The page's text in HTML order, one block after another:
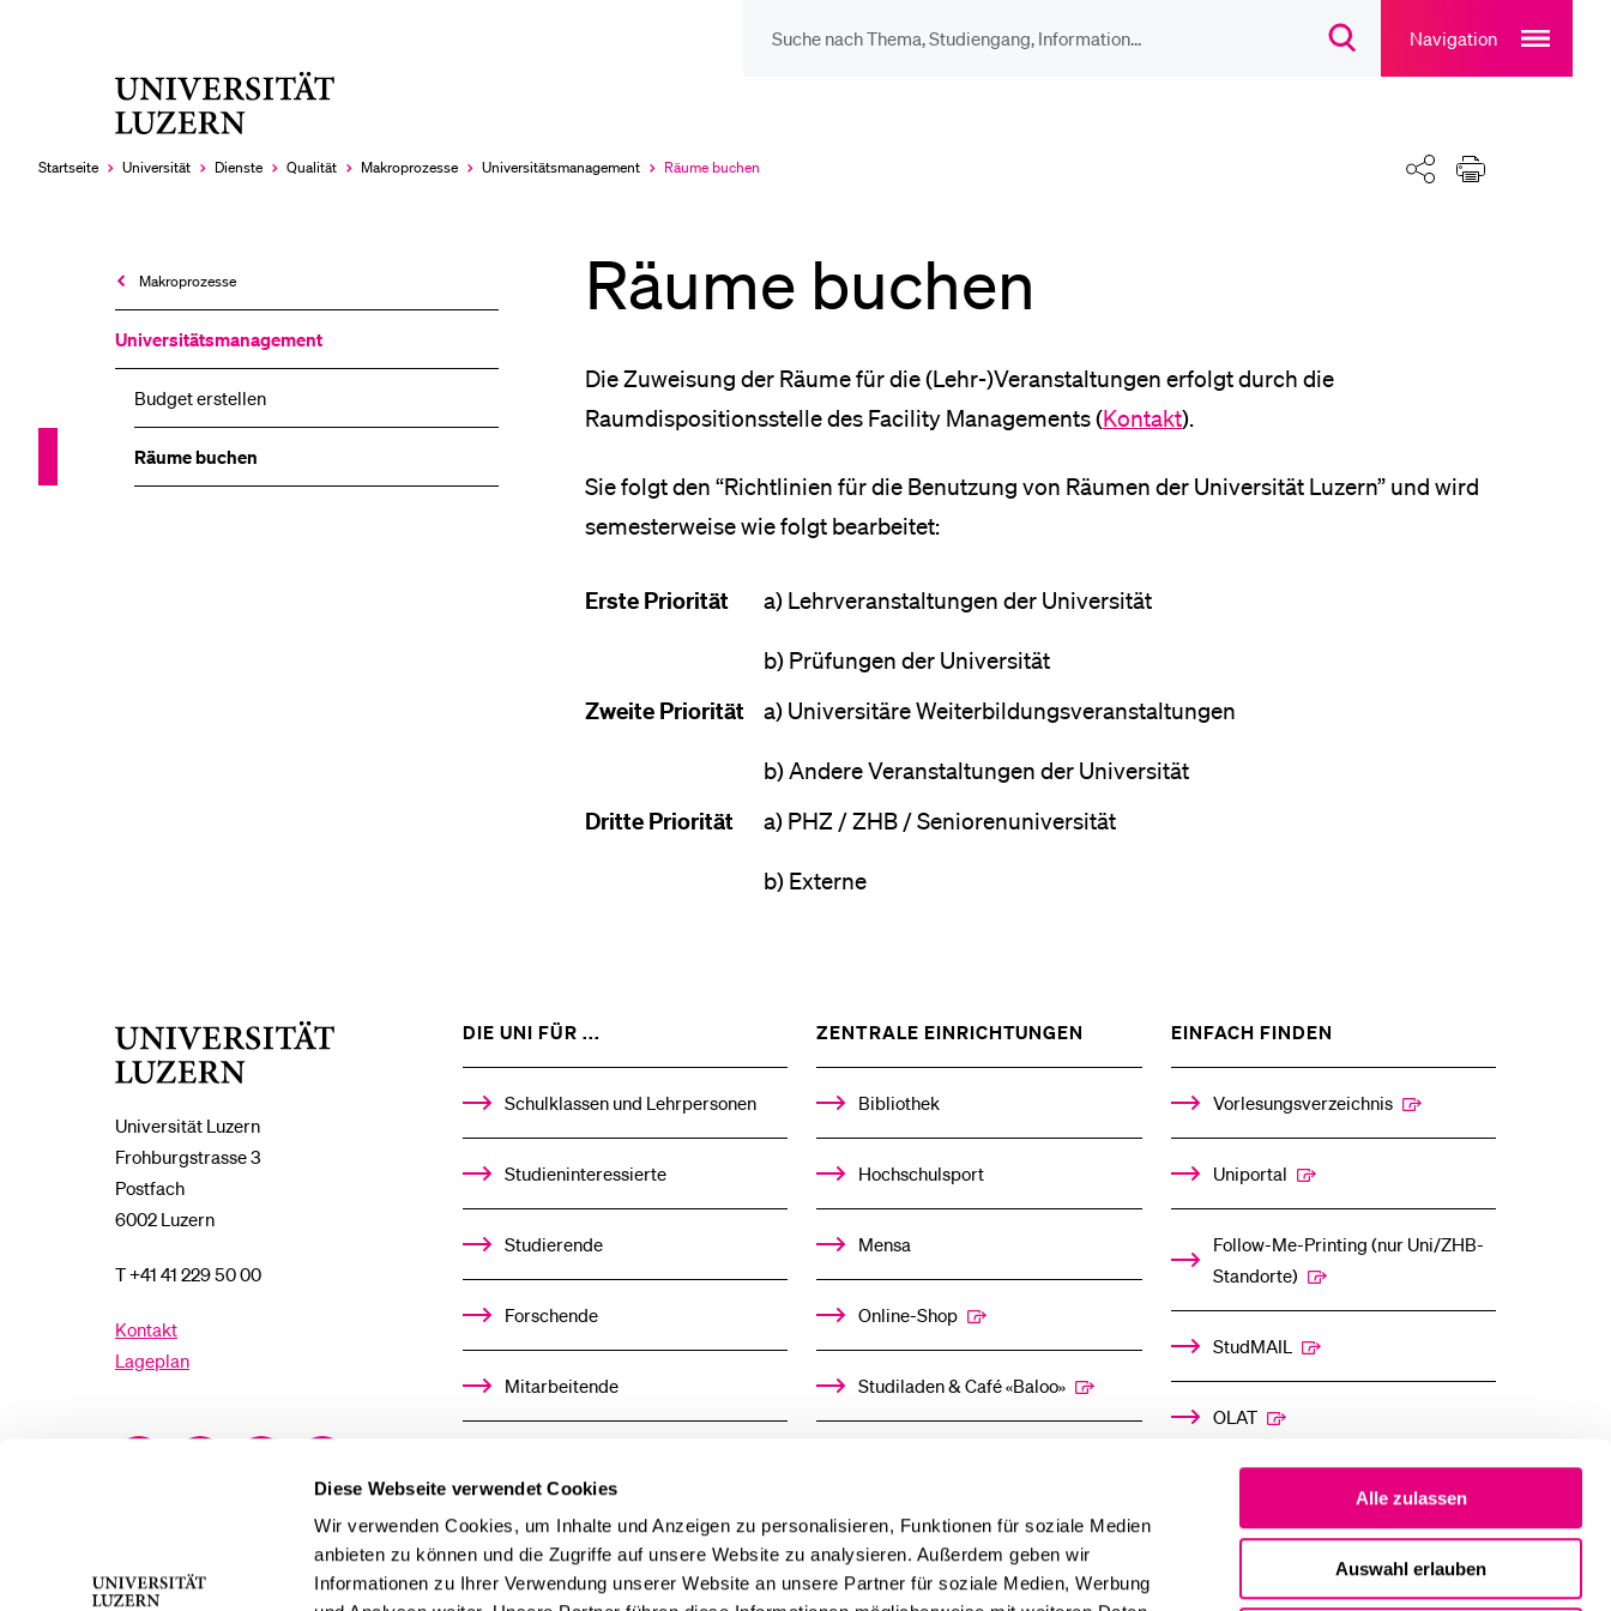
Diese Webseite verwendet Cookies
Wir verwenden Cookies, um Inhalte und Anzeigen zu personalisieren, Funktionen für soziale Medien
anbieten zu können und die Zugriffe auf unsere Website zu analysieren. Außerdem geben wir
Informationen zu Ihrer Verwendung unserer Website an unsere Partner für soziale Medien, Werbung
Alle zulassen
Auswahl erlauben
SuchdialogNavigation
main
navigation
Startseite Universität Dienste Qualität Makroprozesse Universitäts­management
Aktuell
Räume buchen Teilen Drucken
Makroprozesse
Universitäts­management
Budget erstellen
Räume buchen
Räume buchen
Die Zuweisung der Räume für die (Lehr-)Veranstaltungen erfolgt durch die
Raumdispositionsstelle des Facility Managements (Kontakt).
Sie folgt den “Richtlinien für die Benutzung von Räumen der Universität Luzern” und wird
semesterweise wie folgt bearbeitet:
Erste Priorität a) Lehrveranstaltungen der Universität
b) Prüfungen der Universität
Zweite Priorität a) Universitäre Weiterbildungsveranstaltungen
b) Andere Veranstaltungen der Universität
Dritte Priorität a) PHZ / ZHB / Seniorenuniversität
b) Externe
Universität Luzern
Frohburgstrasse 3
Postfach
6002 Luzern
T +41 41 229 50 00
Kontakt
Lageplan
DIE UNI FÜR ...
%1$S
UNTERMENÜ
Schulklassen und Lehrpersonen
Studieninteressierte
Studierende
Forschende
Mitarbeitende
Stellensuchende
Förderer
ZENTRALE EINRICHTUNGEN
%1$S
UNTERMENÜ
Bibliothek
Hochschulsport
Mensa
Online-Shop
Studiladen & Café «Baloo»
EINFACH FINDEN
%1$S
UNTERMENÜ
Vorlesungsverzeichnis
Uniportal
Follow-Me-Printing­ ­(nur Uni/ZHB-
Standorte)
StudMAIL
OLAT
LETZTE SUCHEN
Schulklassen und
Studien­interessierte
Studierende
Forschende
Mitarbeitende
Alumni
Stellensuchende
Sportangebot